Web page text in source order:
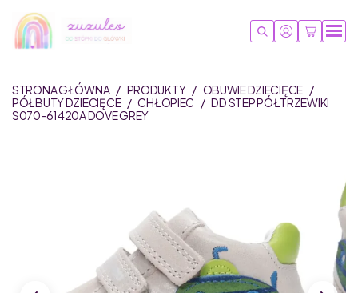
STRONA GŁÓWNA / PRODUKTY / OBUWIE DZIECIĘCE /
PÓŁBUTY DZIECIĘCE / CHŁOPIEC / DD STEP PÓŁTRZEWIKI
S070-61420A DOVE GREY